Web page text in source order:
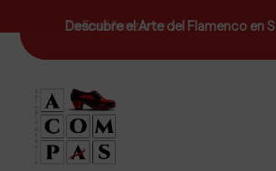
Todos los niveles
La Enseñanza
Descubre el Arte del Flamenco en